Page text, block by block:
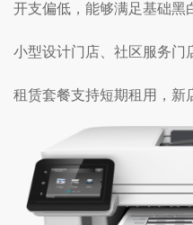
开支偏低，能够满足基础黑
小型设计门店、社区服务门
租赁套餐支持短期租用，新